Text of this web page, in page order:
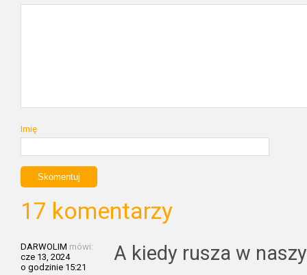
Imię
17 komentarzy
DARWOLIM mówi:
cze 13, 2024
o godzinie 15:21
A kiedy rusza w